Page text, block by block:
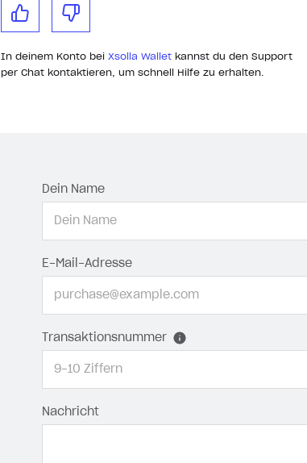
In deinem Konto beiXsolla Wallet kannst du den Support
per Chat kontaktieren, um schnell Hilfe zu erhalten.
Dein Name
E-Mail-Adresse
Transaktionsnummer
Nachricht